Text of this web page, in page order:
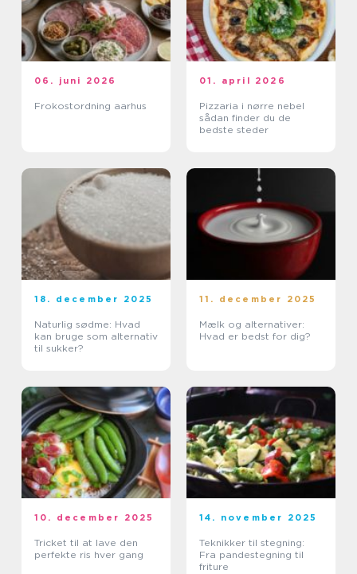
06. juni 2026
Frokostordning aarhus
01. april 2026
Pizzaria i nørre nebel
sådan finder du de
bedste steder
18. december 2025
Naturlig sødme: Hvad
kan bruge som alternativ
til sukker?
11. december 2025
Mælk og alternativer:
Hvad er bedst for dig?
10. december 2025
Tricket til at lave den
perfekte ris hver gang
14. november 2025
Teknikker til stegning:
Fra pandestegning til
friture